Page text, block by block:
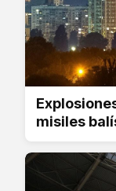
misiles